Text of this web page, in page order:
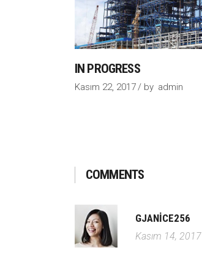
IN PROGRESS
Kasım 22, 2017 by admin
COMMENTS
GJANICE256
Kasım 14, 2017